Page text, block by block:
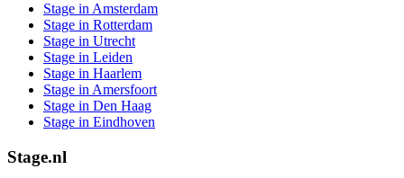
Stage in Amsterdam
Stage in Rotterdam
Stage in Utrecht
Stage in Leiden
Stage in Haarlem
Stage in Amersfoort
Stage in Den Haag
Stage in Eindhoven
Stage.nl